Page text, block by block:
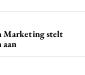
Marketing stelt
aan